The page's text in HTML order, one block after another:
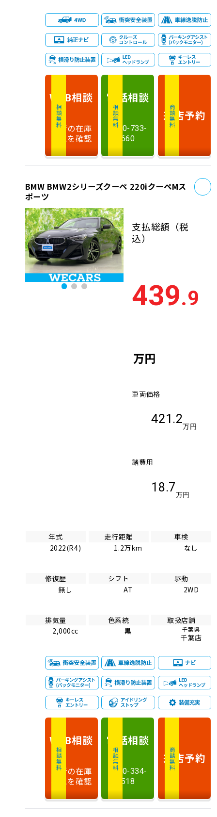
相談無料
WEB相談
最新の在庫
状況を確認
相談無料
電話相談
0120-733-
660
商談無料
来店予約
BMW BMW2シリーズクーペ 220iクーペMス
ポーツ
支払総額 （税
込）
439.9
万円
車両価格
421.2
万円
諸費用
18.7
万円
年式
2022(R4)
走行距離
1.2万km
車検
なし
修復歴
無し
シフト
AT
駆動
2WD
排気量
2,000cc
色系統
黒
取扱店舗
千葉県
千葉店
相談無料
WEB相談
最新の在庫
状況を確認
相談無料
電話相談
0120-334-
518
商談無料
来店予約